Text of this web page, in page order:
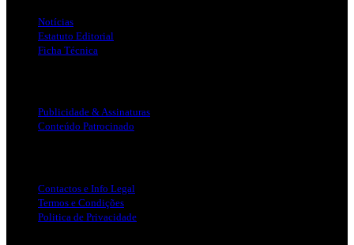
Notícias
Estatuto Editorial
Ficha Técnica
Publicidade & Assinaturas
Conteúdo Patrocinado
Contactos e Info Legal
Termos e Condições
Politica de Privacidade